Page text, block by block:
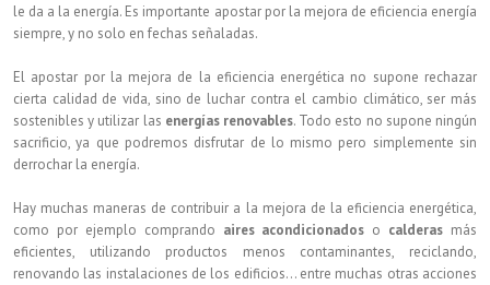
le da a la energía. Es importante apostar por la mejora de eficiencia energía
siempre, y no solo en fechas señaladas.
El apostar por la mejora de la eficiencia energética no supone rechazar
cierta calidad de vida, sino de luchar contra el cambio climático, ser más
sostenibles y utilizar las energías renovables. Todo esto no supone ningún
sacrificio, ya que podremos disfrutar de lo mismo pero simplemente sin
derrochar la energía.
Hay muchas maneras de contribuir a la mejora de la eficiencia energética,
como por ejemplo comprando aires acondicionados o calderas más
eficientes, utilizando productos menos contaminantes, reciclando,
renovando las instalaciones de los edificios… entre muchas otras acciones